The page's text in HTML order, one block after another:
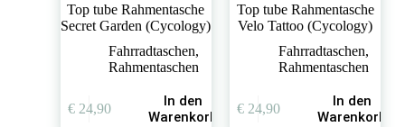
Top tube Rahmentasche
Secret Garden (Cycology)
Fahrradtaschen,
Rahmentaschen
€24,90
In den
Warenkorb
Top tube Rahmentasche
Velo Tattoo (Cycology)
Fahrradtaschen,
Rahmentaschen
€24,90
In den
Warenkorb